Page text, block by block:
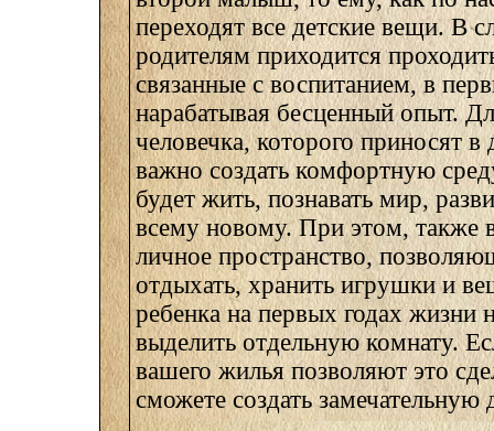
переходят все детские вещи. В
родителям приходится
связанные с воспитанием, в
нарабатывая бесценный опыт.
человечка, которого приносят
важно создать комфортную
будет жить, познавать мир,
всему новому. При этом, также
личное пространство,
отдыхать, хранить игрушки и
ребенка на первых годах жизни
выделить отдельную комнату.
вашего жилья позволяют это
сможете создать замечательную